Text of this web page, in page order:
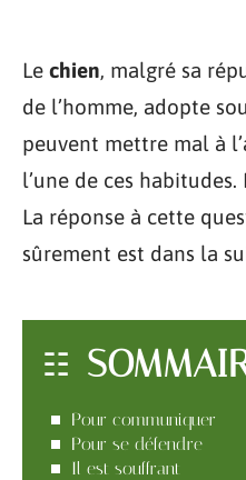
Le chien, malgré sa
de l’homme, adopte
peuvent mettre mal à
l’une de ces
La réponse à cette
sûrement est dans la
Pour communiquer
Pour se défendre
Il est souffrant